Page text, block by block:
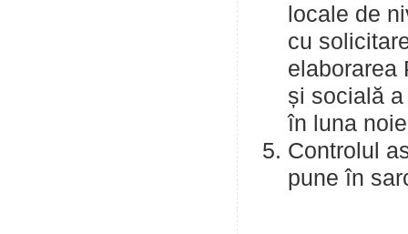
locale de
cu
elaborarea
și socială
în luna
Controlul
pune în